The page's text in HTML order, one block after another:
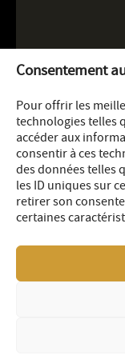
Consentement
Pour offrir les
technologies telles
accéder aux
consentir à ces
des données telles
les ID uniques sur
retirer son
certaines